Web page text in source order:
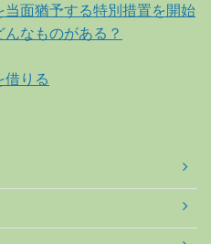
面猶予する特別措置を開始
なものがある？
借りる